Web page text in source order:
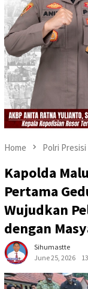
Home Polri Presisi
Kapolda
Pertama
Wujudkan
dengan
Sihumastte
June 25, 2026